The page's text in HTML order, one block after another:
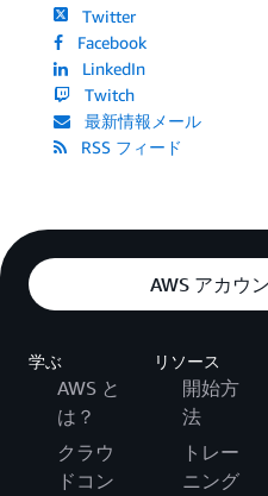
Twitter
Facebook
LinkedIn
Twitch
最新情報メール
RSS フィード
AWS アカウ
学ぶ
AWS と
は？
クラウ
ドコン
リソース
開始方
法
トレー
ニング